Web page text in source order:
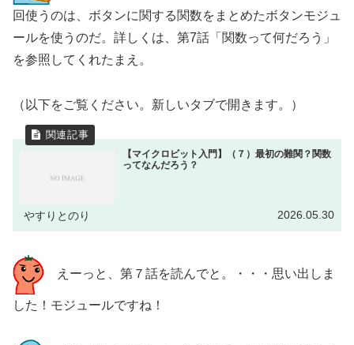
回使うのは、ボタンに関する関数をまとめたボタンモジュ
ールを使うのだ。詳しくは、第7話「関数って何だろう」
を参照してくれたまえ。
（以下をご覧ください。新しいタブで開きます。）
【マイクロビット入門】（７）最初の難関？関数
ってなんだろう？
やすりとのり 2026.05.30
えーっと、第７話を読んでと。・・・思い出しま
した！モジュールですね！